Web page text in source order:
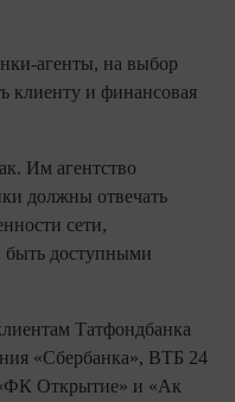
агенты, на выбор
клиенту и финансовая
Им агентство
должны отвечать
сети,
быть доступными
Татфондбанка
«Сбербанка», ВТБ 24
Открытие» и «Ак